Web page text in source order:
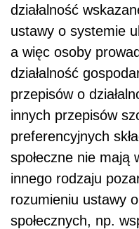
działalność
ustawy o systemie
a więc osoby
działalność
przepisów o
innych przepisów
preferencyjnych
społeczne nie mają
innego rodzaju
rozumieniu ustawy
społecznych, np.